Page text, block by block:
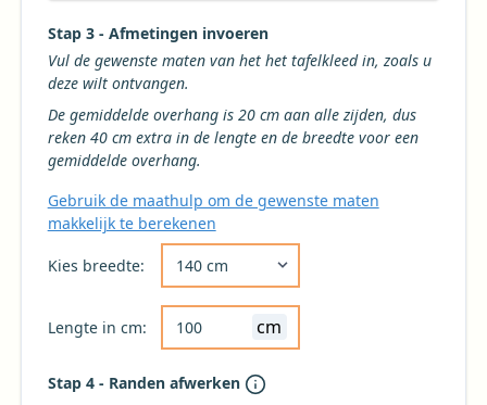
Stap 3 - Afmetingen invoeren
Vul de gewenste maten van het het tafelkleed in, zoals u
deze wilt ontvangen.
De gemiddelde overhang is 20 cm aan alle zijden, dus
reken 40 cm extra in de lengte en de breedte voor een
gemiddelde overhang.
Gebruik de maathulp om de gewenste maten
makkelijk te berekenen
Kies breedte:
Lengte in cm: cm
Stap 4 - Randen afwerken